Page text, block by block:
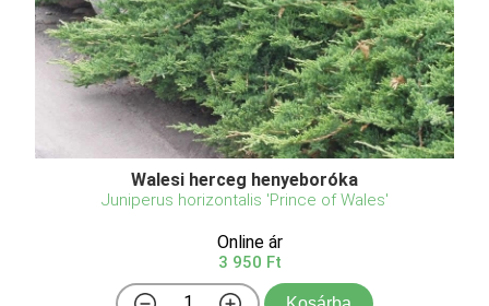
Walesi herceg henyeboróka
Juniperus horizontalis 'Prince of Wales'
Online ár
3 950 Ft